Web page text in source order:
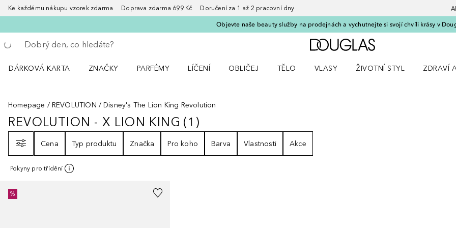
Ke každému nákupu vzorek zdarma Doprava zdarma 699 Kč Doručení za 1 až 2 pracovní dny
Objevte naše beauty služby na prodejnách a vychutnejte si svojí chvíli krásy v
Vraťte se
Proveďte vyhledávání
Domů
DÁRKOVÁ KARTA
ZNAČKY
PARFÉMY
LÍČENÍ
OBLIČEJ
TĚLO
VLASY
ŽIVOTNÍ STYL
ZDRAVÍ
Homepage REVOLUTION Disney's The Lion King Revolution
REVOLUTION - X LION KING1
REVOLUTION - X LION KING (1 )
Cena
Typ produktu Značka Pro koho Barva Vlastnosti Akce
Pokyny pro třídění
%